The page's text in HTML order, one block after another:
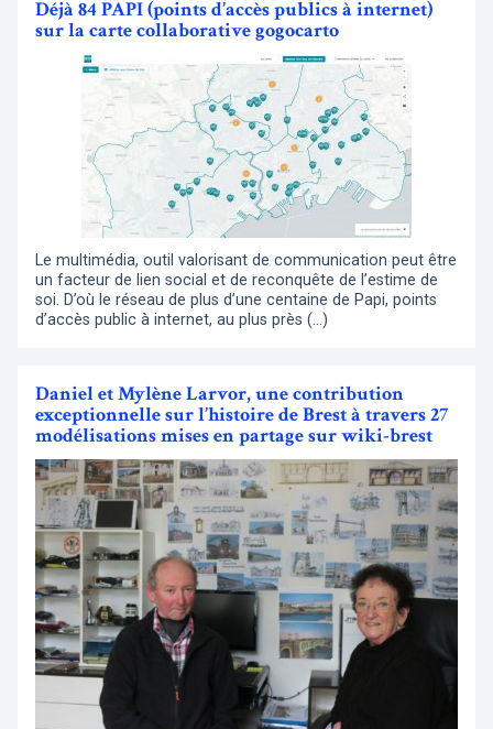
Déjà 84 PAPI (points d’accès publics à internet)
sur la carte collaborative gogocarto
Le multimédia, outil valorisant de communication peut être
un facteur de lien social et de reconquête de l’estime de
soi. D’où le réseau de plus d’une centaine de Papi, points
d’accès public à internet, au plus près (…)
Daniel et Mylène Larvor, une contribution
exceptionnelle sur l’histoire de Brest à travers 27
modélisations mises en partage sur wiki-brest